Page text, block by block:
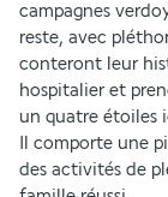
campagnes
reste, avec
conteront leur
hospitalier et
un quatre étoiles
Il comporte une
des activités de